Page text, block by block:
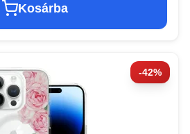
Kosárba
-42%